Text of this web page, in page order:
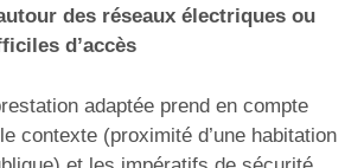
des réseaux électriques ou
d’accès
adaptée prend en compte
le contexte (proximité d’une habitation